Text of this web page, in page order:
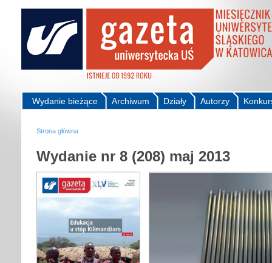
Autorzy
Działy
Archiwum
Wydanie bieżące
Strona główna
Wydanie nr 8 (208) maj 2013